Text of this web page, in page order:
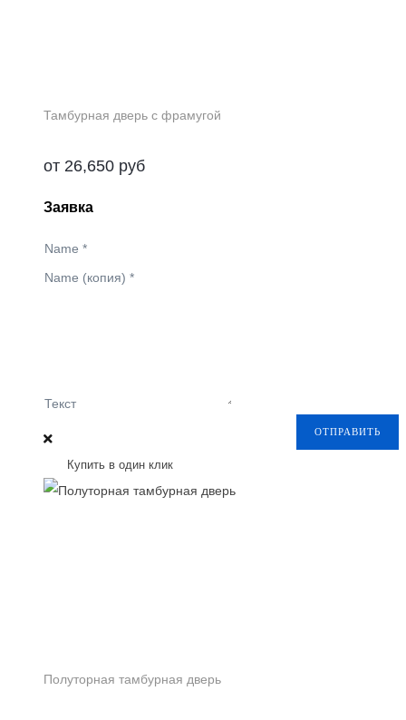
Тамбурная дверь с фрамугой
от 26,650 руб
Заявка
Name *
Name (копия) *
Текст
ОТПРАВИТЬ
Купить в один клик
Полуторная тамбурная дверь